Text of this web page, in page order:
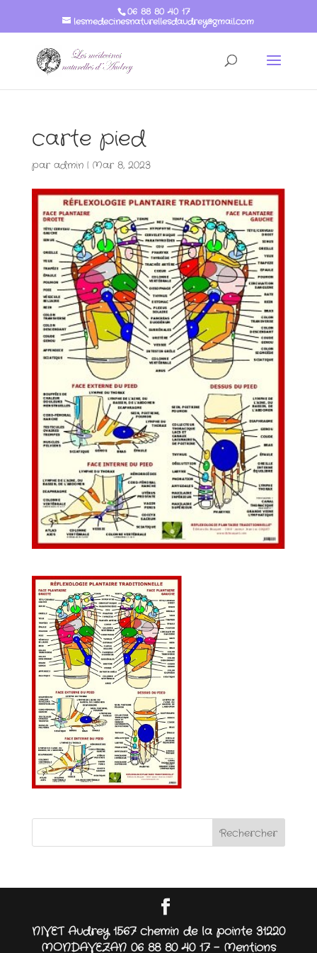
06 88 80 40 17
lesmedecinesnaturellesdaudrey@gmail.com
carte pied
par admin| Mar 8, 2023
NIVET Audrey 1567 chemin de la pointe 31220
MONDAVEZAN 06 88 80 40 17 - Mentions